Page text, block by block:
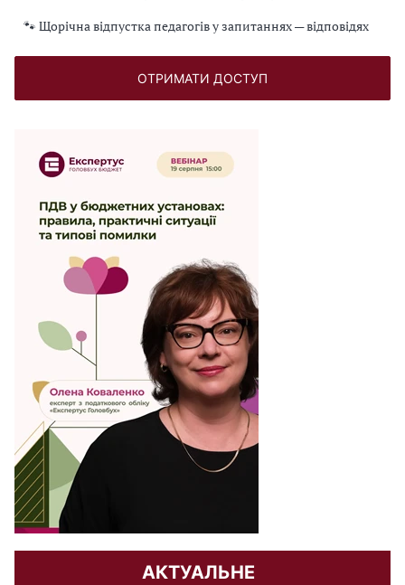
🐾 Щорічна відпустка педагогів у запитаннях — відповідях
ОТРИМАТИ ДОСТУП
АКТУАЛЬНЕ